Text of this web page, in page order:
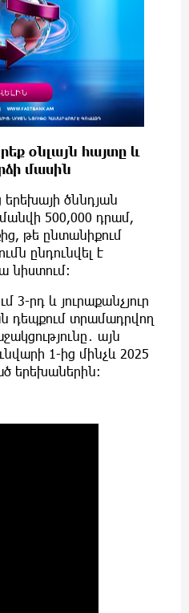
օնլայն հայտը և
մասին
երեխայի ծննդյան
500,000 դրամ,
թե ընտանիքում
ընդունվել է
նիստում:
3-րդ և յուրաքանչյուր
դեպքում տրամադրվող
այն
1-ից մինչև 2025
երեխաներին: